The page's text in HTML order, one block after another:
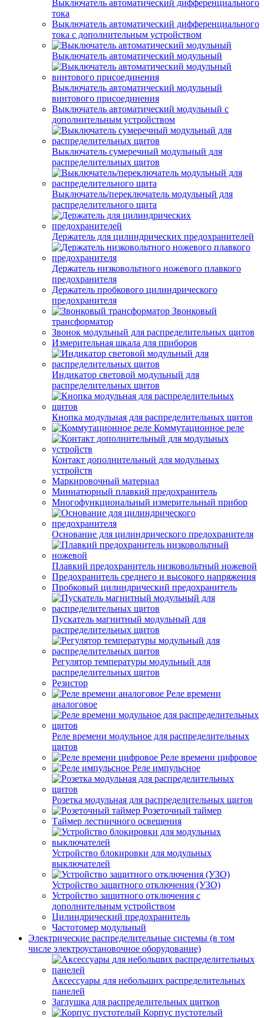
Выключатель автоматический дифференциального
тока
Выключатель автоматический дифференциального
тока с дополнительным устройством
Выключатель автоматический модульный
Выключатель автоматический модульный
винтового присоединения
Выключатель автоматический модульный с
дополнительным устройством
Выключатель сумеречный модульный для
распределительных щитов
Выключатель/переключатель модульный для
распределительного щита
Держатель для цилиндрических предохранителей
Держатель низковольтного ножевого плавкого
предохранителя
Держатель пробкового цилиндрического
предохранителя
Звонковый
трансформатор
Звонок модульный для распределительных щитов
Измерительная шкала для приборов
Индикатор световой модульный для
распределительных щитов
Кнопка модульная для распределительных щитов
Коммутационное реле
Контакт дополнительный для модульных
устройств
Маркировочный материал
Миниатюрный плавкий предохранитель
Многофункциональный измерительный прибор
Основание для цилиндрического предохранителя
Плавкий предохранитель низковольтный ножевой
Предохранитель среднего и высокого напряжения
Пробковый цилиндрический предохранитель
Пускатель магнитный модульный для
распределительных щитов
Регулятор температуры модульный для
распределительных щитов
Резистор
Реле времени
аналоговое
Реле времени модульное для распределительных
щитов
Реле времени цифровое
Реле импульсное
Розетка модульная для распределительных щитов
Розеточный таймер
Таймер лестничного освещения
Устройство блокировки для модульных
выключателей
Устройство защитного отключения (УЗО)
Устройство защитного отключения с
дополнительным устройством
Цилиндрический предохранитель
Частотомер модульный
Электрические распределительные системы (в том
числе электроустановочное оборудование)
Аксессуары для небольших распределительных
панелей
Заглушка для распределительных щитков
Корпус пустотелый